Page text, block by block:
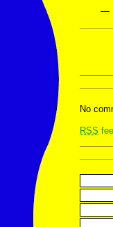
—
No
RSS